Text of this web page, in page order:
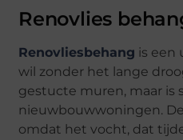
Renovlies
Renovliesbehang is een
wil zonder het lange
gestucte muren, maar is
nieuwbouwwoningen.
omdat het vocht, dat